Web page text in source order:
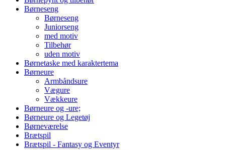
Børneseng
Børneseng
Juniorseng
med motiv
Tilbehør
uden motiv
Børnetaske med karaktertema
Børneure
Armbåndsure
Vægure
Vækkeure
Børneure og -ure;
Børneure og Legetøj
Børneværelse
Brætspil
Brætspil - Fantasy og Eventyr